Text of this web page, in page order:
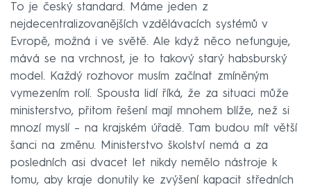
To je český standard. Máme jeden z
nejdecentralizovanějších vzdělávacích systémů v
Evropě, možná i ve světě. Ale když něco nefunguje,
mává se na vrchnost, je to takový starý habsburský
model. Každý rozhovor musím začínat zmíněným
vymezením rolí. Spousta lidí říká, že za situaci může
ministerstvo, přitom řešení mají mnohem blíže, než si
mnozí myslí – na krajském úřadě. Tam budou mít větší
šanci na změnu. Ministerstvo školství nemá a za
posledních asi dvacet let nikdy nemělo nástroje k
tomu, aby kraje donutily ke zvýšení kapacit středních